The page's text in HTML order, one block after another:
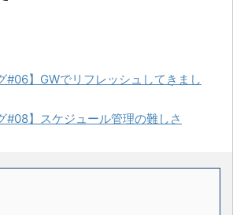
#06】GWでリフレッシュしてきまし
#08】スケジュール管理の難しさ